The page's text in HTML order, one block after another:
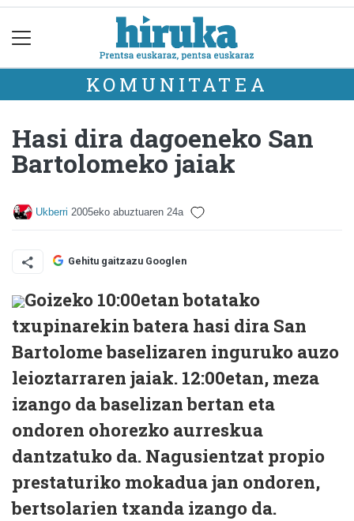
KOMUNITATEA
Hasi dira dagoeneko San
Bartolomeko jaiak
Ukberri 2005eko abuztuaren 24a
Gehitu gaitzazu Googlen
Goizeko 10:00etan botatako
txupinarekin batera hasi dira San
Bartolome baselizaren inguruko auzo
leioztarraren jaiak. 12:00etan, meza
izango da baselizan bertan eta
ondoren ohorezko aurreskua
dantzatuko da. Nagusientzat propio
prestaturiko mokadua jan ondoren,
bertsolarien txanda izango da.